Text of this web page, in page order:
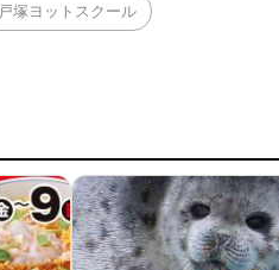
戸塚ヨットスクール